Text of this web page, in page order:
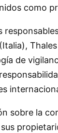
como
de
sobre la